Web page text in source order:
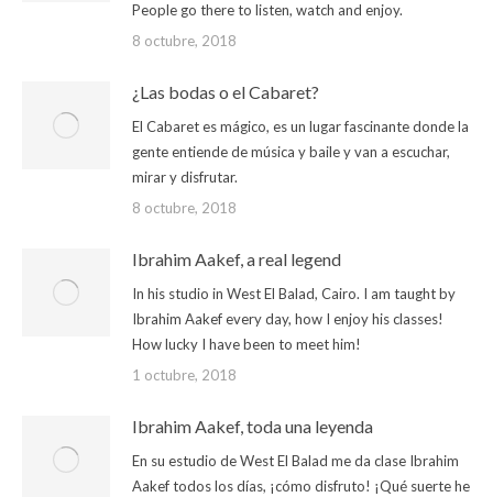
People go there to listen, watch and enjoy.
8 octubre, 2018
¿Las bodas o el Cabaret?
El Cabaret es mágico, es un lugar fascinante donde la
gente entiende de música y baile y van a escuchar,
mirar y disfrutar.
8 octubre, 2018
Ibrahim Aakef, a real legend
In his studio in West El Balad, Cairo. I am taught by
Ibrahim Aakef every day, how I enjoy his classes!
How lucky I have been to meet him!
1 octubre, 2018
Ibrahim Aakef, toda una leyenda
En su estudio de West El Balad me da clase Ibrahim
Aakef todos los días, ¡cómo disfruto! ¡Qué suerte he